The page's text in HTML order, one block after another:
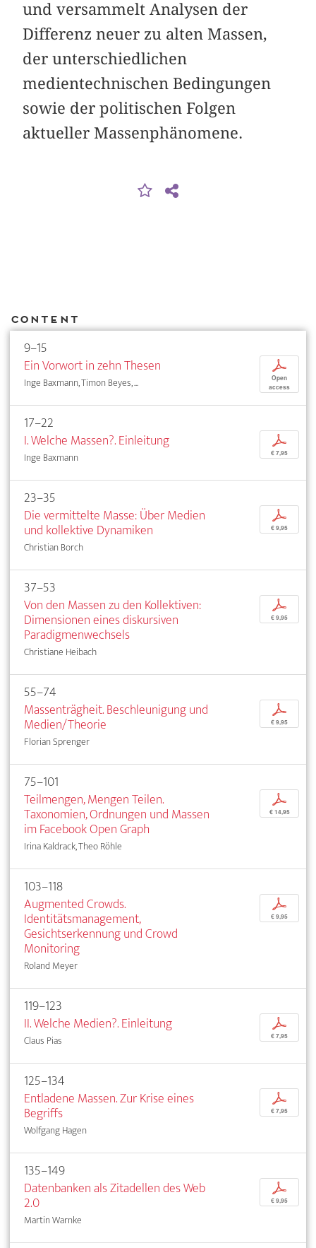
und versammelt Analysen der
Differenz neuer zu alten Massen,
der unterschiedlichen
medientechnischen Bedingungen
sowie der politischen Folgen
aktueller Massenphänomene.
Content
9–15
Ein Vorwort in zehn Thesen
Inge Baxmann, Timon Beyes, ...
p
Open
access
17–22
I. Welche Massen?. Einleitung
Inge Baxmann
p
€ 7,95
23–35
Die vermittelte Masse: Über Medien
und kollektive Dynamiken
Christian Borch
p
€ 9,95
37–53
Von den Massen zu den Kollektiven:
Dimensionen eines diskursiven
Paradigmenwechsels
Christiane Heibach
p
€ 9,95
55–74
Massenträgheit. Beschleunigung und
Medien/Theorie
Florian Sprenger
p
€ 9,95
75–101
Teilmengen, Mengen Teilen.
Taxonomien, Ordnungen und Massen
im Facebook Open Graph
Irina Kaldrack, Theo Röhle
p
€ 14,95
103–118
Augmented Crowds.
Identitätsmanagement,
Gesichtserkennung und Crowd
Monitoring
Roland Meyer
p
€ 9,95
119–123
II. Welche Medien?. Einleitung
Claus Pias
p
€ 7,95
125–134
Entladene Massen. Zur Krise eines
Begriffs
Wolfgang Hagen
p
€ 7,95
135–149
Datenbanken als Zitadellen des Web
2.0
Martin Warnke
p
€ 9,95